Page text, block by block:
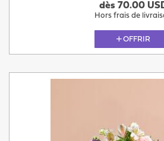
dès 70.00
Hors frais de
OFFRIR